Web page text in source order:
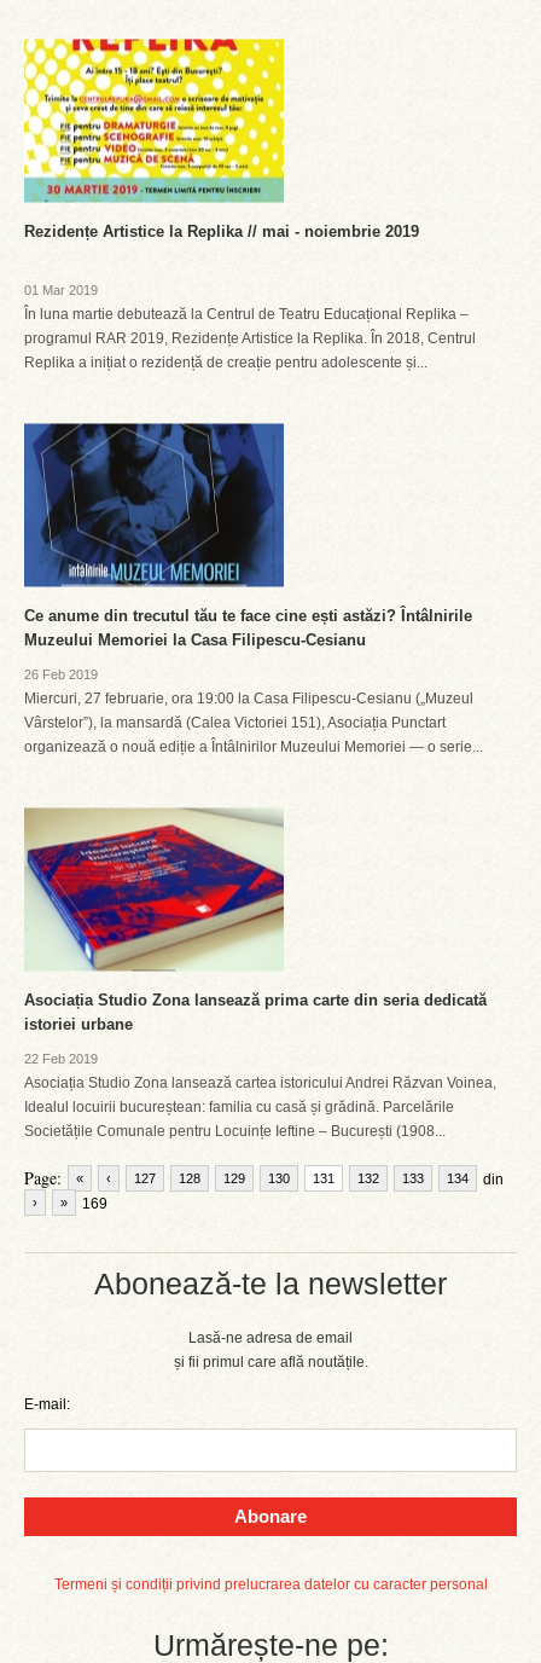
Abonează-te la newsletter
Lasă-ne adresa de email
și fii primul care află noutățile.
E-mail:
Abonare
Termeni și condiții privind prelucrarea datelor cu caracter personal
Urmărește-ne pe:
Rezidențe Artistice la Replika // mai - noiembrie 2019
01 Mar 2019
În luna martie debutează la Centrul de Teatru Educațional Replika –
programul RAR 2019, Rezidențe Artistice la Replika. În 2018, Centrul
Replika a inițiat o rezidență de creație pentru adolescente și...
Ce anume din trecutul tău te face cine ești astăzi? Întâlnirile
Muzeului Memoriei la Casa Filipescu-Cesianu
26 Feb 2019
Miercuri, 27 februarie, ora 19:00 la Casa Filipescu-Cesianu („Muzeul
Vârstelor”), la mansardă (Calea Victoriei 151), Asociația Punctart
organizează o nouă ediție a Întâlnirilor Muzeului Memoriei — o serie...
Asociația Studio Zona lansează prima carte din seria dedicată
istoriei urbane
22 Feb 2019
Asociația Studio Zona lansează cartea istoricului Andrei Răzvan Voinea,
Idealul locuirii bucureștean: familia cu casă și grădină. Parcelările
Societățile Comunale pentru Locuințe Ieftine – București (1908...
Page: « ‹ 127 128 129 130 131 132 133 134
din
169
› »